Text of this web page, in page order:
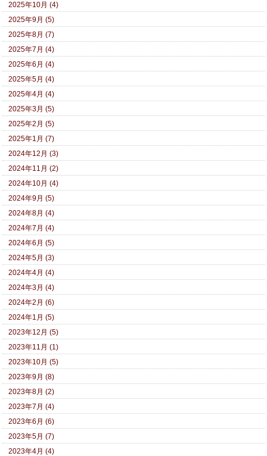
2025年10月 (4)
2025年9月 (5)
2025年8月 (7)
2025年7月 (4)
2025年6月 (4)
2025年5月 (4)
2025年4月 (4)
2025年3月 (5)
2025年2月 (5)
2025年1月 (7)
2024年12月 (3)
2024年11月 (2)
2024年10月 (4)
2024年9月 (5)
2024年8月 (4)
2024年7月 (4)
2024年6月 (5)
2024年5月 (3)
2024年4月 (4)
2024年3月 (4)
2024年2月 (6)
2024年1月 (5)
2023年12月 (5)
2023年11月 (1)
2023年10月 (5)
2023年9月 (8)
2023年8月 (2)
2023年7月 (4)
2023年6月 (6)
2023年5月 (7)
2023年4月 (4)